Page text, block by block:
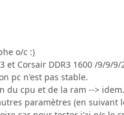
o/c :)
et Corsair DDR3 1600 /9/9/9/
pc n'est pas stable.
du cpu et de la ram --> idem.
paramètres (en